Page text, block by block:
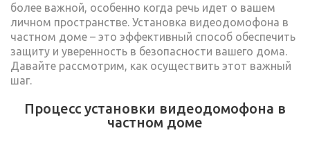
более важной, особенно когда речь идет о вашем
личном пространстве. Установка видеодомофона в
частном доме – это эффективный способ обеспечить
защиту и уверенность в безопасности вашего дома.
Давайте рассмотрим, как осуществить этот важный
шаг.
Процесс установки видеодомофона в
частном доме